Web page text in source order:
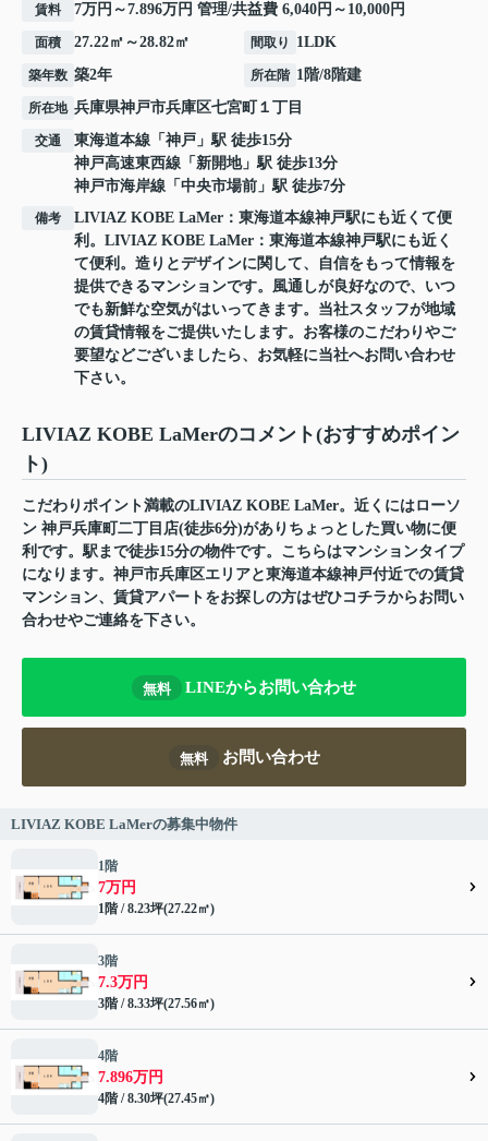
賃料 7万円～7.896万円 管理/共益費 6,040円～10,000円
面積 27.22㎡～28.82㎡ 間取り 1LDK
築年数 築2年 所在階 1階/8階建
所在地 兵庫県神戸市兵庫区七宮町 １丁目
交通 東海道本線 「 神戸 」駅 徒歩15分
神戸高速東西線 「 新開地」駅 徒歩13分
神戸市海岸線 「 中央市場前 」駅 徒歩7分
備考
LIVIAZ KOBE LaMer：東海道本線神戸駅にも近くて便
利。LIVIAZ KOBE LaMer：東海道本線神戸駅にも近く
て便利。造りとデザインに関して、自信をもって情報を
提供できるマンションです。風通しが良好なので、いつ
でも新鮮な空気がはいってきます。当社スタッフが地域
の賃貸情報をご提供いたします。お客様のこだわりやご
要望などございましたら、お気軽に当社へお問い合わせ
下さい。
LIVIAZ KOBE LaMerのコメント(おすすめポイン
ト)
こだわりポイント満載のLIVIAZ KOBE LaMer。近くにはローソ
ン 神戸兵庫町二丁目店(徒歩6分)がありちょっとした買い物に便
利です。駅まで徒歩15分の物件です。こちらはマンションタイプ
になります。神戸市兵庫区エリアと東海道本線神戸付近での賃貸
マンション、賃貸アパートをお探しの方はぜひコチラからお問い
合わせやご連絡を下さい。
無料 LINEからお問い合わせ
無料 お問い合わせ
LIVIAZ KOBE LaMerの募集中物件
1階
7万円
1階 / 8.23坪(27.22㎡)
3階
7.3万円
3階 / 8.33坪(27.56㎡)
4階
7.896万円
4階 / 8.30坪(27.45㎡)